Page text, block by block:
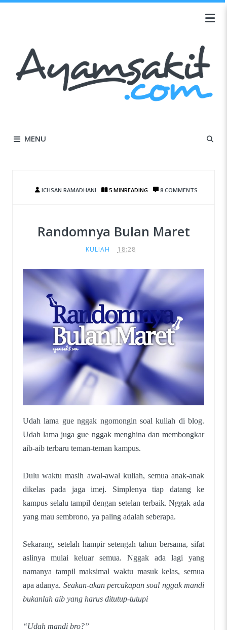
MENU
Randomnya Bulan Maret
KULIAH 18:28
ICHSAN RAMADHANI 5 MINREADING 8 COMMENTS
Udah lama gue nggak ngomongin soal kuliah di blog.
Udah lama juga gue nggak menghina dan membongkar
aib-aib terbaru teman-teman kampus.
Dulu waktu masih awal-awal kuliah, semua anak-anak
dikelas pada jaga imej. Simplenya tiap datang ke
kampus selalu tampil dengan setelan terbaik. Nggak ada
yang mau sembrono, ya paling adalah seberapa.
Sekarang, setelah hampir setengah tahun bersama, sifat
aslinya mulai keluar semua. Nggak ada lagi yang
namanya tampil maksimal waktu masuk kelas, semua
apa adanya. Seakan-akan percakapan soal nggak mandi
bukanlah aib yang harus ditutup-tutupi
“Udah mandi bro?”